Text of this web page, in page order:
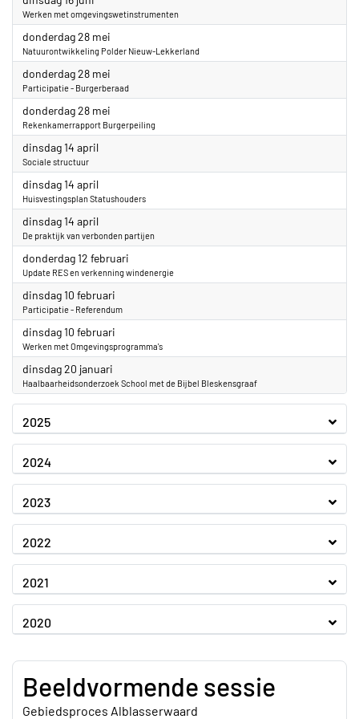
Werken met omgevingswetinstrumenten
donderdag 28 mei
Natuurontwikkeling Polder Nieuw-Lekkerland
donderdag 28 mei
Participatie - Burgerberaad
donderdag 28 mei
Rekenkamerrapport Burgerpeiling
dinsdag 14 april2026
Sociale structuur
dinsdag 14 april2026
Huisvestingsplan Statushouders
dinsdag 14 april2026
De praktijk van verbonden partijen
donderdag 12 februari
Update RES en verkenning windenergie
dinsdag 10 februari
Participatie - Referendum
dinsdag 10 februari
Werken met Omgevingsprogramma's
dinsdag 20 januari
Haalbaarheidsonderzoek School met de Bijbel Bleskensgraaf
2025
2024
2023
2022
2021
2020
Beeldvormende sessie
Gebiedsproces Alblasserwaard